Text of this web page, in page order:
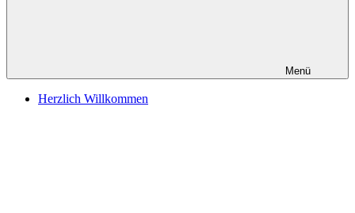
Menü
Herzlich Willkommen